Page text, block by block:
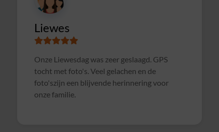
Susanne
Samen met collega's Sterrenslag gedaan.
Alles was goed geregeld, soms wat te druk op
het veld door andere groepen, waardoor het
soms wat rommelig verliep. Maar verder zeer